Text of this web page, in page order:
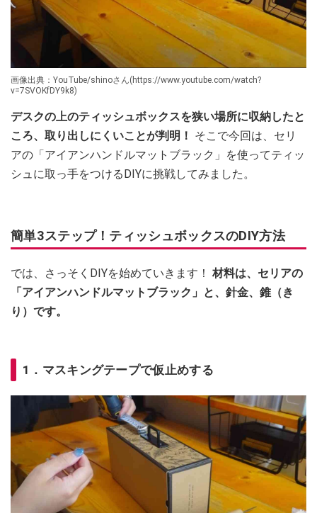
画像出典：YouTube/shinoさん(https://www.youtube.com/watch?
v=7SVOKfDY9k8)
デスクの上のティッシュボックスを狭い場所に収納したと
ころ、取り出しにくいことが判明！ そこで今回は、セリ
アの「アイアンハンドルマットブラック」を使ってティッ
シュに取っ手をつけるDIYに挑戦してみました。
簡単3ステップ！ティッシュボックスのDIY方法
では、さっそくDIYを始めていきます！ 材料は、セリアの
「アイアンハンドルマットブラック」と、針金、錐（き
り）です。
1．マスキングテープで仮止めする